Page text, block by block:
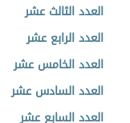
العدد الثالث عشر
العدد الرابع عشر
العدد الخامس عشر
العدد السادس عشر
العدد السابع عشر